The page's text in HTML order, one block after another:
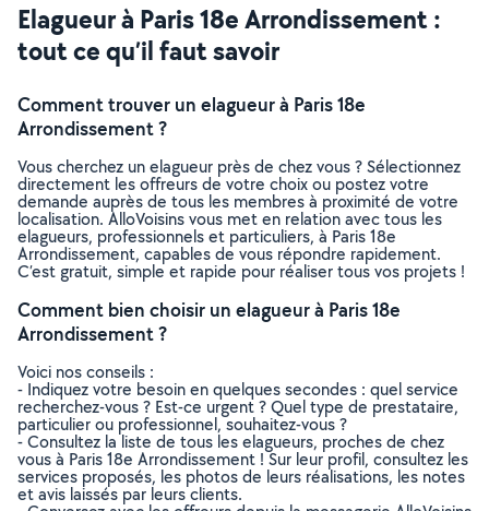
Elagueur à Paris 18e Arrondissement :
tout ce qu’il faut savoir
Comment trouver un elagueur à Paris 18e
Arrondissement ?
Vous cherchez un elagueur près de chez vous ? Sélectionnez
directement les offreurs de votre choix ou postez votre
demande auprès de tous les membres à proximité de votre
localisation. AlloVoisins vous met en relation avec tous les
elagueurs, professionnels et particuliers, à Paris 18e
Arrondissement, capables de vous répondre rapidement.
C’est gratuit, simple et rapide pour réaliser tous vos projets !
Comment bien choisir un elagueur à Paris 18e
Arrondissement ?
Voici nos conseils :
- Indiquez votre besoin en quelques secondes : quel service
recherchez-vous ? Est-ce urgent ? Quel type de prestataire,
particulier ou professionnel, souhaitez-vous ?
- Consultez la liste de tous les elagueurs, proches de chez
vous à Paris 18e Arrondissement ! Sur leur profil, consultez les
services proposés, les photos de leurs réalisations, les notes
et avis laissés par leurs clients.